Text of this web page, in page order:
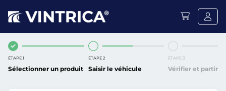
ÉTAPE 1
Sélectionner un produit
ÉTAPE 2
Saisir le véhicule
ÉTAPE 3
Vérifier et partir